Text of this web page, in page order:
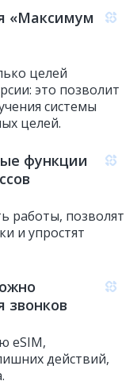
«Максимум
целей
это позволит
системы
целей.
функции
работы, позволят
и упростят
eSIM,
действий,